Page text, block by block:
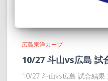
広島東洋カープ
10/27 斗山vs広島 試
10/27 斗山vs広島 試合結果